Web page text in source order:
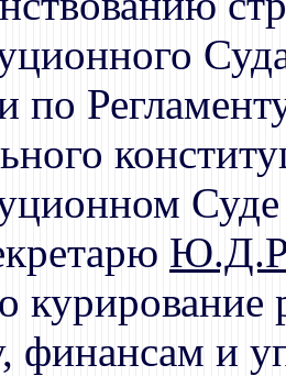
по
курирование
финансам и